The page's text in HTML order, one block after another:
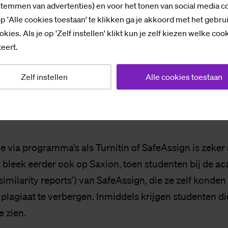
van advertenties) en voor het tonen van social media
'Alle cookies toestaan' te klikken ga je akkoord met het
Als je op 'Zelf instellen' klikt kun je zelf kiezen welke
Zelf instellen Alle cookies toestaan
de volle aandacht heeft. ‘Hoe we hier precies een
zijn we nog mee bezig.’
SPS is er nog niet direct uitsluitsel
omdat het gaat om risico’s, willen we graag
maken”, zegt Emmy Ophuis,
van SPS.
via programma’s als Turnitin of SafeAssign is zeker
eerder ook op Saxion, toen studenten bij de
reports’) van SafeAssign, die ze zelf
te verbergen. Inmiddels krijgen studenten
zien.